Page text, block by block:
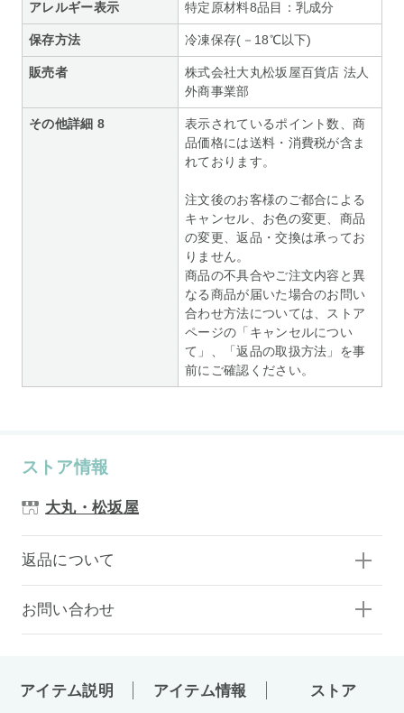
アレルギー表示 特定原材料8品目：乳成分
保存方法 冷凍保存(－18℃以下)
販売者
株式会社大丸松坂屋百貨店 法人
外商事業部
その他詳細 8
表示されているポイント数、商
品価格には送料・消費税が含ま
れております。
注文後のお客様のご都合による
キャンセル、お色の変更、商品
の変更、返品・交換は承ってお
りません。
商品の不具合やご注文内容と異
なる商品が届いた場合のお問い
合わせ方法については、ストア
ページの「キャンセルについ
て」、「返品の取扱方法」を事
前にご確認ください。
ストア情報
大丸・松坂屋
返品について
お問い合わせ
アイテム説明 アイテム情報 ストア